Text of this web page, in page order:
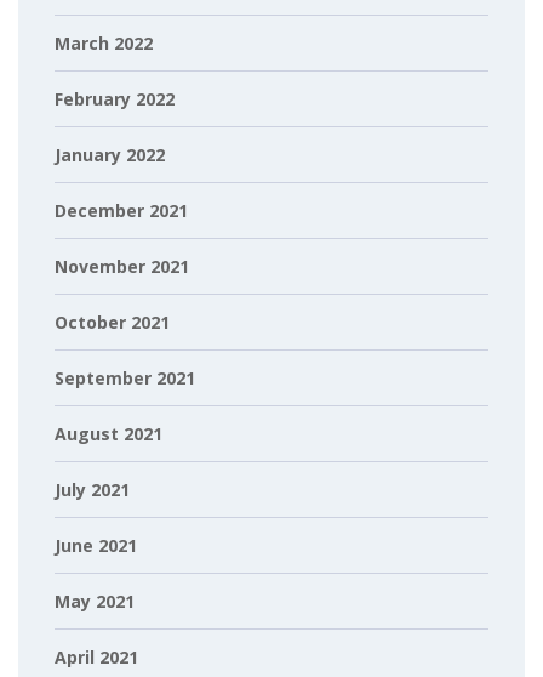
March 2022
February 2022
January 2022
December 2021
November 2021
October 2021
September 2021
August 2021
July 2021
June 2021
May 2021
April 2021